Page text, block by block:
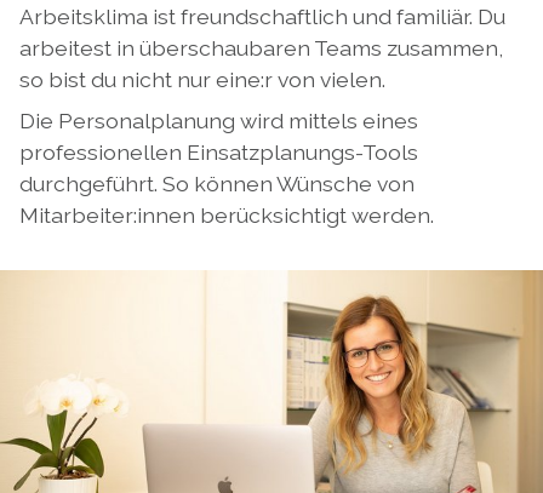
Arbeitsklima ist freundschaftlich und familiär. Du
arbeitest in überschaubaren Teams zusammen,
so bist du nicht nur eine:r von vielen.
Die Personalplanung wird mittels eines
professionellen Einsatzplanungs-Tools
durchgeführt. So können Wünsche von
Mitarbeiter:innen berücksichtigt werden.